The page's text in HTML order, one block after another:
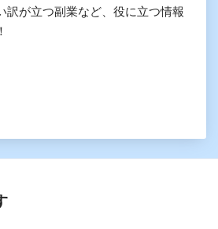
訳が立つ副業など、役に立つ情報